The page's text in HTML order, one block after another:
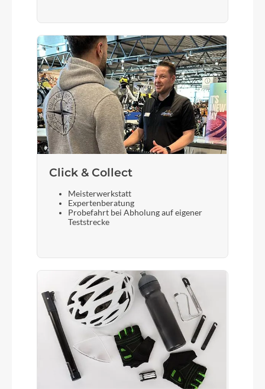
Vorderrad Nabe
Shimano HB-RM35, QR, Centerlock
Gewicht
25 kg
Scheinwerfer
Akku
Bosch PowerPack 500 Rahmenakku
Laufradgröße
24 Zoll
Gepäckträger
Monkey Load, Systemträger, Federklappe
Schalthebel
Shimano SL-C6000-8
Click & Collect
Meisterwerkstatt
Expertenberatung
Probefahrt bei Abholung auf eigener
Teststrecke